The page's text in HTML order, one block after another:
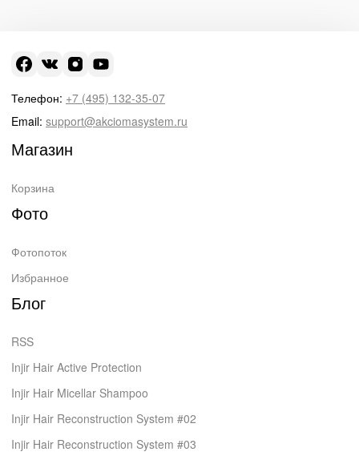
Телефон: +7 (495) 132-35-07
Email: support@akciomasystem.ru
Магазин
Корзина
Фото
Фотопоток
Избранное
Блог
RSS
Injir Hair Active Protection
Injir Hair Micellar Shampoo
Injir Hair Reconstruction System #02
Injir Hair Reconstruction System #03